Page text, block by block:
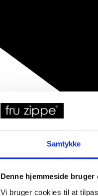
Samtykke
Denne hjemmeside bruger
Vi bruger cookies til at